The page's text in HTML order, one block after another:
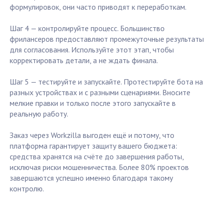
формулировок, они часто приводят к переработкам.
Шаг 4 — контролируйте процесс. Большинство
фрилансеров предоставляют промежуточные результаты
для согласования. Используйте этот этап, чтобы
корректировать детали, а не ждать финала.
Шаг 5 — тестируйте и запускайте. Протестируйте бота на
разных устройствах и с разными сценариями. Вносите
мелкие правки и только после этого запускайте в
реальную работу.
Заказ через Workzilla выгоден ещё и потому, что
платформа гарантирует защиту вашего бюджета:
средства хранятся на счёте до завершения работы,
исключая риски мошенничества. Более 80% проектов
завершаются успешно именно благодаря такому
контролю.